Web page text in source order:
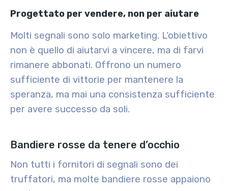
Progettato per vendere, non per aiutare
Molti segnali sono solo marketing. L’obiettivo
non è quello di aiutarvi a vincere, ma di farvi
rimanere abbonati. Offrono un numero
sufficiente di vittorie per mantenere la
speranza, ma mai una consistenza sufficiente
per avere successo da soli.
Bandiere rosse da tenere d’occhio
Non tutti i fornitori di segnali sono dei
truffatori, ma molte bandiere rosse appaiono